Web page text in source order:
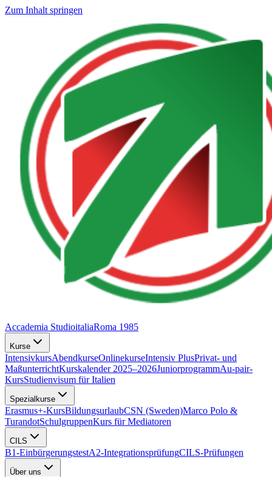
Zum Inhalt springen
Accademia StudioitaliaRoma 1985
Kurse
IntensivkursAbendkurseOnlinekurseIntensiv PlusPrivat- und
MaßunterrichtKurskalender 2025–2026JuniorprogrammAu-pair-
KursStudienvisum für Italien
Spezialkurse
Erasmus+-KursBildungsurlaubCSN (Sweden)Marco Polo &
TurandotSchulgruppenKurs für Mediatoren
CILS
B1-EinbürgerungstestA2-IntegrationsprüfungCILS-Prüfungen
Über uns